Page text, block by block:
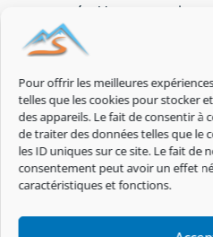
Pour offrir les meilleures
telles que les cookies pour stocker
des appareils. Le fait de consentir à
de traiter des données telles que
les ID uniques sur ce site. Le fait de
consentement peut avoir un effet
caractéristiques et fonctions.
approuvée. Vous
se transpose à merveille
Dans le cas précis de notre
cross en parapente, voyons
commencer, imaginezun
Spécifique
d’inventer mais de